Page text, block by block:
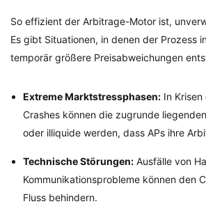
So effizient der Arbitrage-Motor ist,
Es gibt Situationen, in denen der Prozess
temporär größere Preisabweichungen
Extreme Marktstressphasen: In
Crashes können die zugrunde
oder illiquide werden, dass APs ihre
Technische Störungen: Ausfälle von
Kommunikationsprobleme können den
Fluss behindern.